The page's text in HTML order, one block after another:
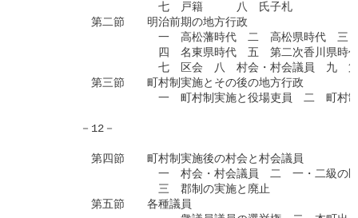
七　戸籍　　　八　氏子札
第二節　　明治前期の地方行政
一　高松藩時代　二　高松県時代　三　第一
四　名東県時代　五　第二次香川県時代　六
七　区会　八　村会・村会議員　九　第三
第三節　　町村制実施とその後の地方行政
一　町村制実施と役場吏員　二　町村制実
－12－
第四節　　町村制実施後の村会と村会議員
一　村会・村会議員　二　一・二級の区別の
三　郡制の実施と廃止
第五節　　各種議員